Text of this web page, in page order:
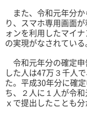
また、令和元年分
り、スマホ専用画面
ォンを利用したマイ
の実現がなされている
令和元年分の確定
した人は47万３千人
た。平成30年分に確
ち、２人に１人が令
ｘで提出したことも分